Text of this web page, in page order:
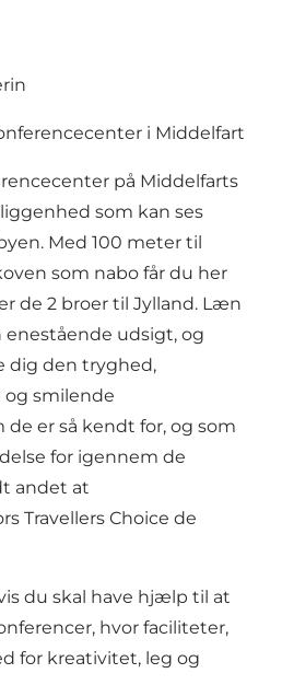
i Middelfart
på Middelfarts
som kan ses
Med 100 meter til
som nabo får du her
de 2 broer til Jylland. Læn
udsigt, og
dig den tryghed,
smilende
er så kendt for, og som
for igennem de
andet at
Travellers Choice de
du skal have hjælp til at
hvor faciliteter,
for kreativitet, leg og